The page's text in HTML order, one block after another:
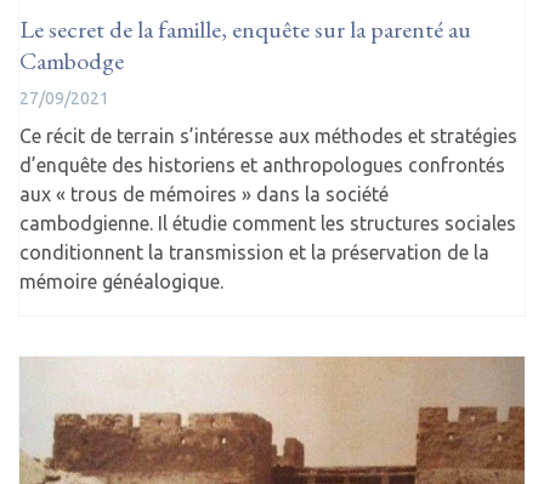
Le secret de la famille, enquête sur la parenté au
Cambodge
27/09/2021
Ce récit de terrain s’intéresse aux méthodes et stratégies
d’enquête des historiens et anthropologues confrontés
aux « trous de mémoires » dans la société
cambodgienne. Il étudie comment les structures sociales
conditionnent la transmission et la préservation de la
mémoire généalogique.